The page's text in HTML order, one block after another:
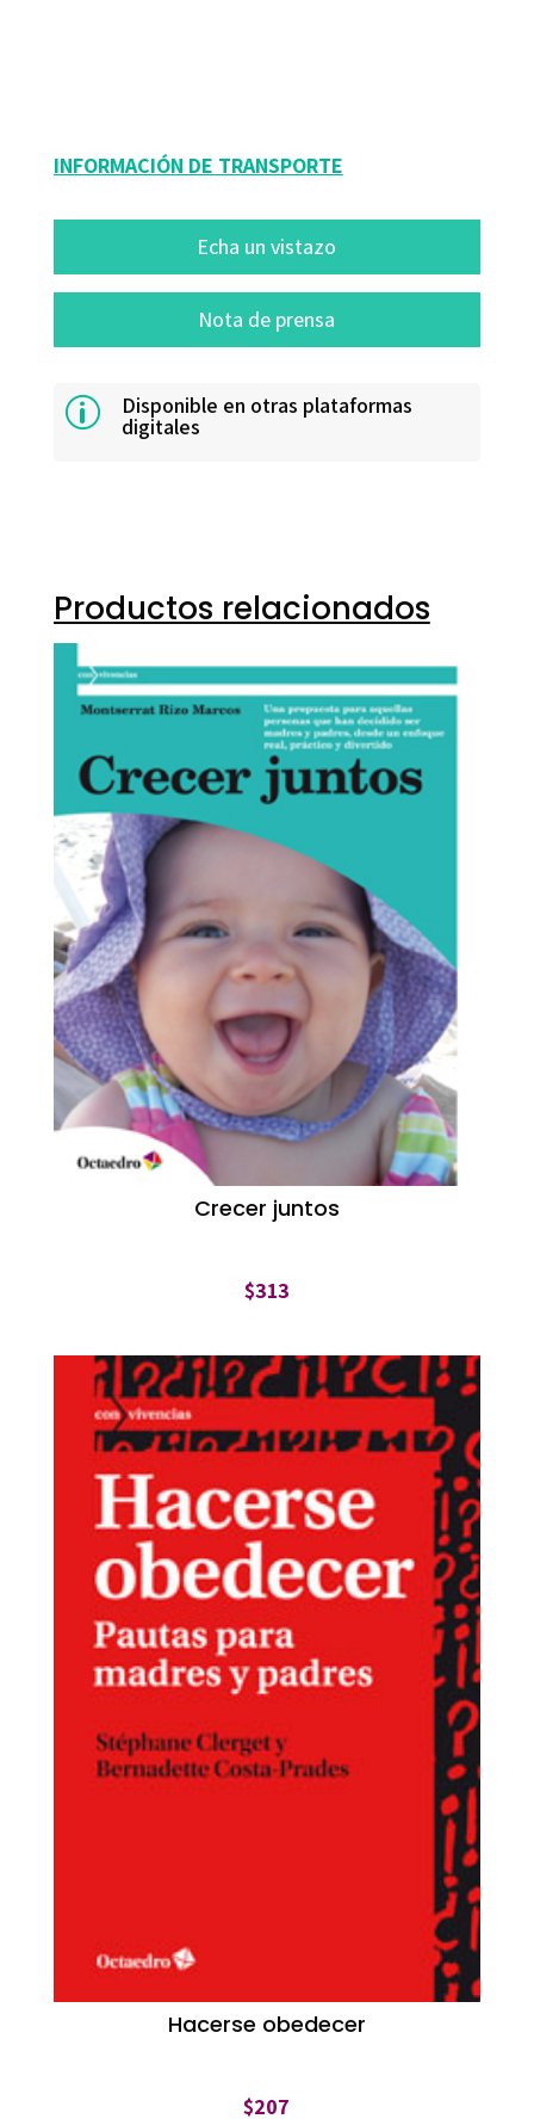
INFORMACIÓN DE TRANSPORTE
Echa un vistazo
Nota de prensa
p Disponible en otras plataformas
digitales
Productos relacionados
Crecer juntos
$313
Hacerse obedecer
$207